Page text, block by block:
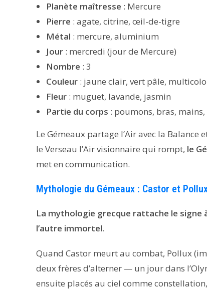
Planète maîtresse : Mercure
Pierre : agate, citrine, œil-de-tigre
Métal : mercure, aluminium
Jour : mercredi (jour de Mercure)
Nombre : 3
Couleur : jaune clair, vert pâle,
Fleur : muguet, lavande, jasmin
Partie du corps : poumons, bras,
Le Gémeaux partage l’Air avec la Balance
le Verseau l’Air visionnaire qui rompt, le
met en communication.
Mythologie du Gémeaux : Castor et
La mythologie grecque rattache le
l’autre immortel.
Quand Castor meurt au combat, Pollux
deux frères d’alterner — un jour dans
ensuite placés au ciel comme